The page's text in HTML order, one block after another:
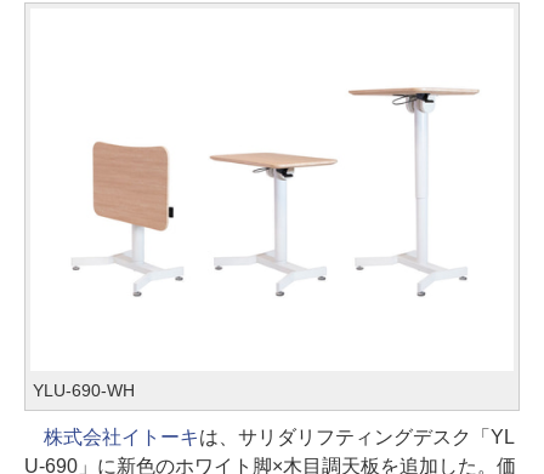
YLU-690-WH
株式会社イトーキは、サリダリフティングデスク「YL
U-690」に新色のホワイト脚×木目調天板を追加した。価